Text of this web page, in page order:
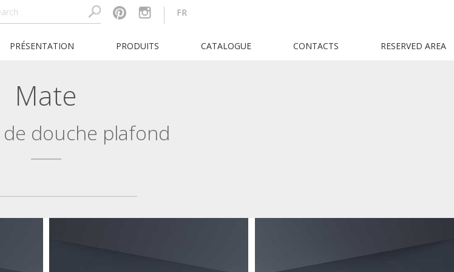
FR
PRÉSENTATION PRODUITS CATALOGUE CONTACTS RESERVED AREA
Mate
de douche plafond